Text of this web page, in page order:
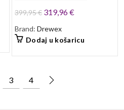
399,95€ Izvorna
bila
319,96€
je:
Brand:Drewex
Dodaj u košaricu
3 4